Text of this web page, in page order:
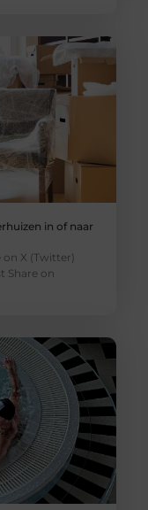
in of naar
on X (Twitter)
Share on